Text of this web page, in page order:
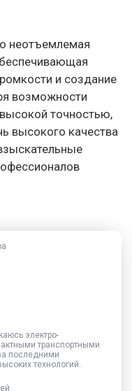
неотъемлемая
и создание
возможности
точностью,
высокого качества
электро-
транспортными
последними
технологий.